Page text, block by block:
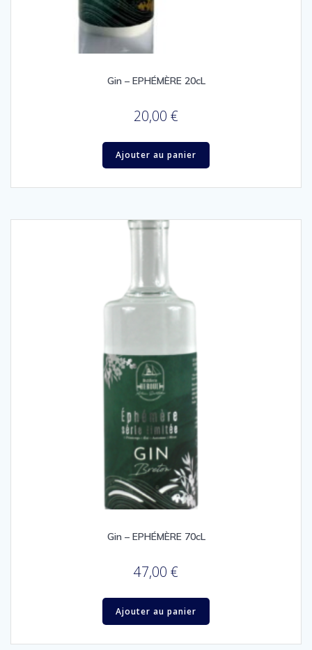
Gin – EPHÉMÈRE 20cL
20,00 €
Ajouter au panier
Gin – EPHÉMÈRE 70cL
47,00 €
Ajouter au panier